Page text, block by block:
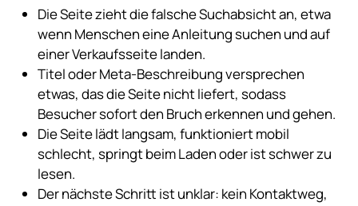
Die Seite zieht die falsche Suchabsicht an, etwa
wenn Menschen eine Anleitung suchen und auf
einer Verkaufsseite landen.
Titel oder Meta-Beschreibung versprechen
etwas, das die Seite nicht liefert, sodass
Besucher sofort den Bruch erkennen und gehen.
Die Seite lädt langsam, funktioniert mobil
schlecht, springt beim Laden oder ist schwer zu
lesen.
Der nächste Schritt ist unklar: kein Kontaktweg,